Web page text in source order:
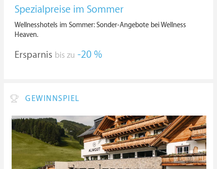
Spezialpreise im Sommer
Wellnesshotels im Sommer: Sonder-Angebote bei Wellness
Heaven.
Ersparnis bis zu -20 %
GEWINNSPIEL